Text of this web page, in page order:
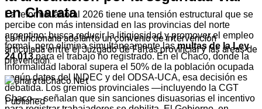
La reforma laboral 2026 tiene una tensión estructural que se
percibe con más intensidad en las provincias del norte
argentino: busca reducir la litigiosidad y promover el empleo
formal, pero elimina simultáneamente lasmultas de la Ley
24.013para el trabajo no registrado. En el Chaco, donde la
informalidad laboral supera el 50% de la población ocupada
según datos del INDEC y del ODSA-UCA, esa decisión es
debatida. Los gremios provinciales —incluyendo la CGT
Chaco— señalan que sin sanciones disuasorias el incentivo
en Charata
La funcionaria adelantó un convenio de intervención
articulada entre el Juzgado de Faltas provincial y las áreas de
prevención.
Published